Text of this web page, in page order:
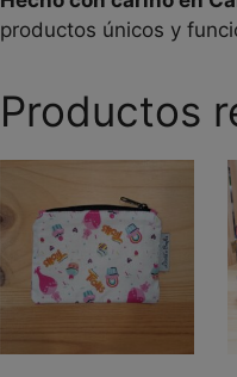
productos únicos y
Productos